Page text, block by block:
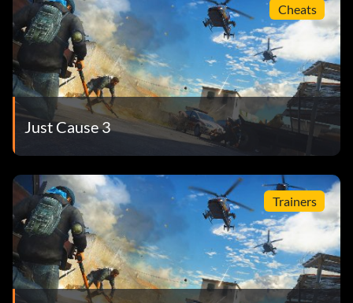
Cheats
Just Cause 3
Trainers